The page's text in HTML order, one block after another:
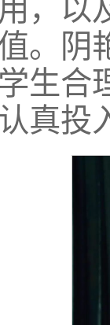
，以
。阴
生合
真投